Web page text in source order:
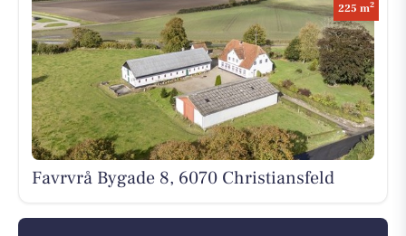
225 m2
Favrvrå Bygade 8, 6070 Christiansfeld